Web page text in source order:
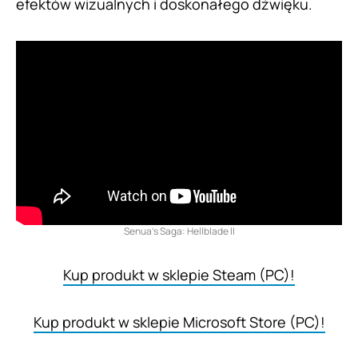
Senua’s Saga: Hellblade II
Kup produkt w sklepie Steam (PC)!
Kup produkt w sklepie Microsoft Store (PC)!